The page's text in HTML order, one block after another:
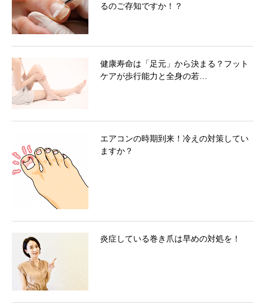
るのご存知ですか！？
健康寿命は「足元」から決まる？フット
ケアが歩行能力と全身の若…
エアコンの時期到来！冷えの対策してい
ますか？
炎症している巻き爪は早めの対処を！